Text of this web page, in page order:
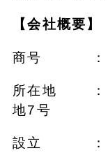
【会社概要】
商号 ： ハ
所在地 ：
地7号
設立 ： 昭